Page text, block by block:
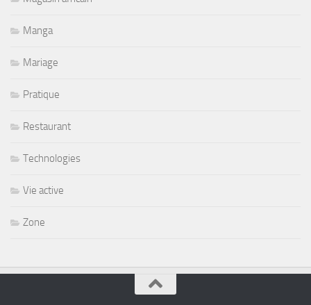
Manga
Mariage
Pratique
Restaurant
Technologies
Vie active
Zone